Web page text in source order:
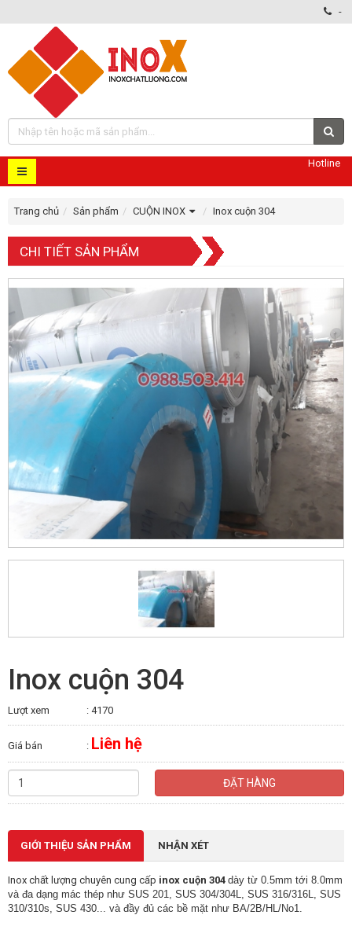
-
Hotline
Trang chủ Sản phẩm CUỘN INOX Inox cuộn 304
CHI TIẾT SẢN PHẨM
Inox cuộn 304
Lượt xem : 4170
Giá bán : Liên hệ
ĐẶT HÀNG
GIỚI THIỆU SẢN PHẨM NHẬN XÉT
Inox chất lượng chuyên cung cấp inox cuộn 304 dày từ 0.5mm tới 8.0mm
và đa dạng mác thép như SUS 201, SUS 304/304L, SUS 316/316L, SUS
310/310s, SUS 430... và đầy đủ các bề mặt như BA/2B/HL/No1.